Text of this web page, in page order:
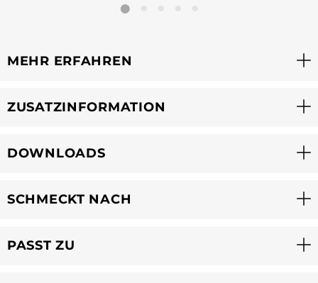
MEHR ERFAHREN
ZUSATZINFORMATION
DOWNLOADS
SCHMECKT NACH
PASST ZU